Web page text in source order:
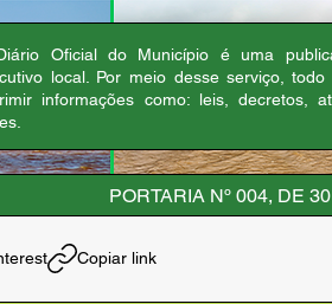
Oficial do Município é uma
local. Por meio desse serviço,
informações como: leis, decretos,
PORTARIA Nº 004, DE
Copiar link